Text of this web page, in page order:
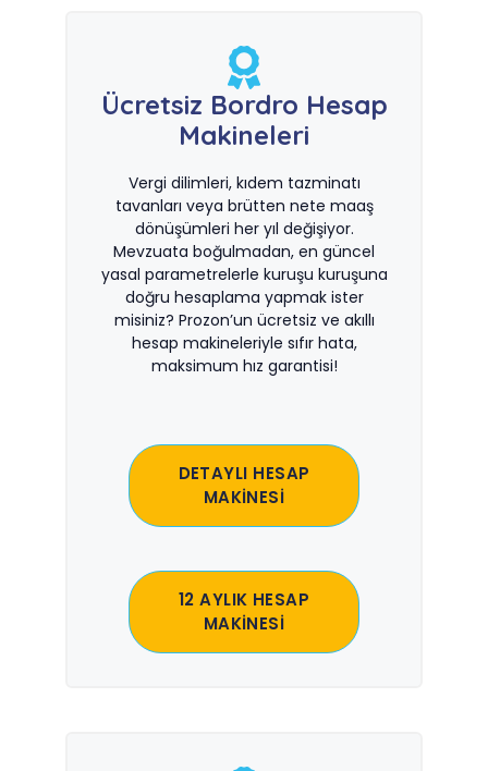
Ücretsiz Bordro Hesap
Makineleri
Vergi dilimleri, kıdem tazminatı
tavanları veya brütten nete maaş
dönüşümleri her yıl değişiyor.
Mevzuata boğulmadan, en güncel
yasal parametrelerle kuruşu kuruşuna
doğru hesaplama yapmak ister
misiniz? Prozon’un ücretsiz ve akıllı
hesap makineleriyle sıfır hata,
maksimum hız garantisi!
DETAYLI HESAP
MAKİNESİ
12 AYLIK HESAP
MAKİNESİ